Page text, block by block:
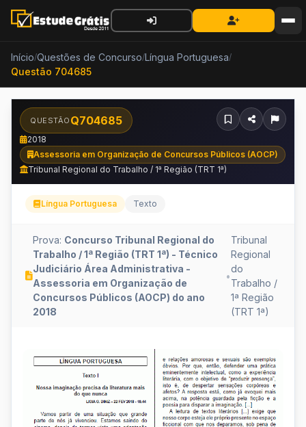
Início/Questões de Concurso/Língua Portuguesa/
Questão 704685
QUESTÃO Q704685
2018
Assessoria em Organização de Concursos Públicos (AOCP)
Tribunal Regional do Trabalho / 1ª Região (TRT 1ª)
Língua Portuguesa Texto
Prova: Concurso Tribunal Regional do
Trabalho / 1ª Região (TRT 1ª) - Técnico
Judiciário Área Administrativa -
Assessoria em Organização de
Concursos Públicos (AOCP) do ano
2018
•
Tribunal
Regional
do
Trabalho /
1ª Região
(TRT 1ª)